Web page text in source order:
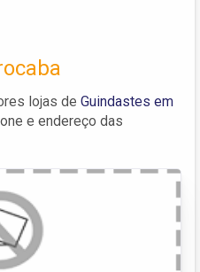
lojas de Guindastes em
e endereço das